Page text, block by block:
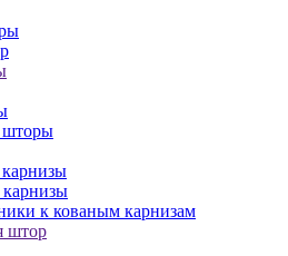
шторы
к кованым карнизам
штор